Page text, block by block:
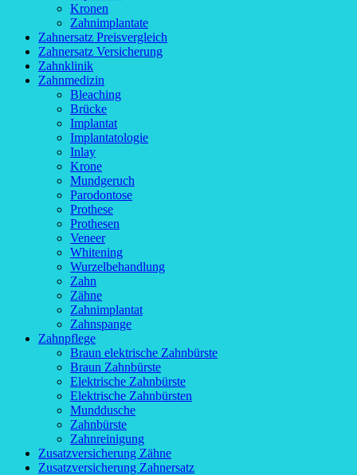
Kronen
Zahnimplantate
Zahnersatz Preisvergleich
Zahnersatz Versicherung
Zahnklinik
Zahnmedizin
Bleaching
Brücke
Implantat
Implantatologie
Inlay
Krone
Mundgeruch
Parodontose
Prothese
Prothesen
Veneer
Whitening
Wurzelbehandlung
Zahn
Zähne
Zahnimplantat
Zahnspange
Zahnpflege
Braun elektrische Zahnbürste
Braun Zahnbürste
Elektrische Zahnbürste
Elektrische Zahnbürsten
Munddusche
Zahnbürste
Zahnreinigung
Zusatzversicherung Zähne
Zusatzversicherung Zahnersatz